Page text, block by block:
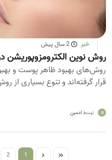
خبر 2 سال پیش
روش نوین الکترومزوپوریشن
روش‌های بهبود ظاهر پوست و
قرار گرفته‌اند و تنوع بسیاری از
a توسط ادمین
1
2